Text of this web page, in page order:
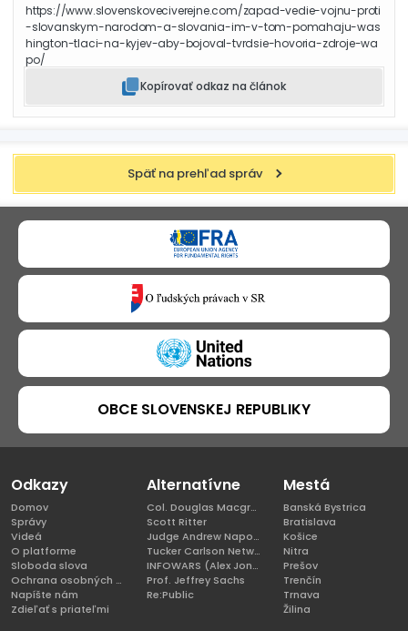
https://www.slovenskoveciverejne.com/zapad-vedie-vojnu-proti
-slovanskym-narodom-a-slovania-im-v-tom-pomahaju-was
hington-tlaci-na-kyjev-aby-bojoval-tvrdsie-hovoria-zdroje-wa
po/
Kopírovať odkaz na článok
Späť na prehľad správ
OBCE SLOVENSKEJ REPUBLIKY
Odkazy
Domov
Správy
Videá
O platforme
Sloboda slova
Ochrana osobných údajov
Napíšte nám
Zdieľať s priateľmi
Alternatívne
Col. Douglas Macgregor, Ph.D
Scott Ritter
Judge Andrew Napolitano
Tucker Carlson Network
INFOWARS (Alex Jones)
Prof. Jeffrey Sachs
Re:Public
Mestá
Banská Bystrica
Bratislava
Košice
Nitra
Prešov
Trenčín
Trnava
Žilina